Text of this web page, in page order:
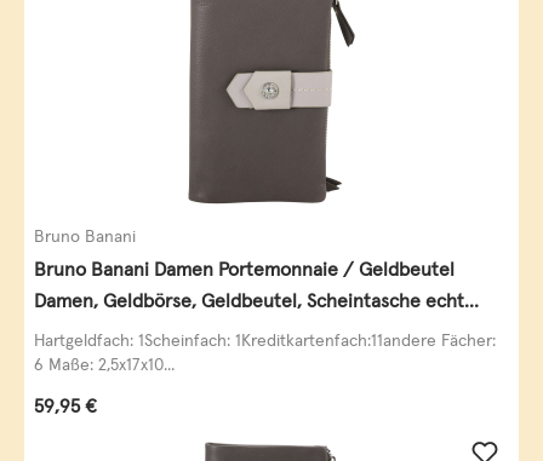
Bruno Banani
Bruno Banani Damen Portemonnaie / Geldbeutel
Damen, Geldbörse, Geldbeutel, Scheintasche echt
Leder
Hartgeldfach: 1Scheinfach: 1Kreditkartenfach:11andere Fächer:
6 Maße: 2,5x17x10...
Regulärer Preis:
59,95 €